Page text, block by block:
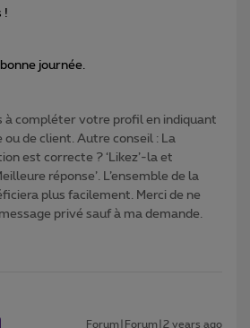
!
journée.
à compléter votre profil en indiquant
de client. Autre conseil : La
est correcte ? ‘Likez’-la et
réponse’. L’ensemble de la
plus facilement. Merci de ne
privé sauf à ma demande.
Forum|Forum|2 years ago